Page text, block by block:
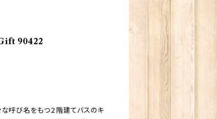
Gift 90422
呼び名をもつ２階建てバスのキ